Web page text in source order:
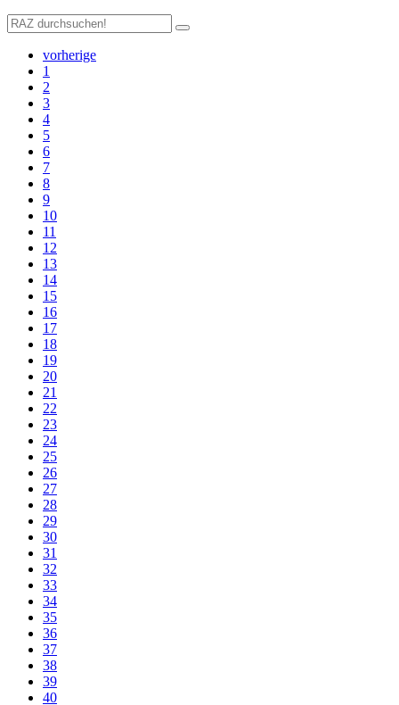
vorherige
1
2
3
4
5
6
7
8
9
10
11
12
13
14
15
16
17
18
19
20
21
22
23
24
25
26
27
28
29
30
31
32
33
34
35
36
37
38
39
40